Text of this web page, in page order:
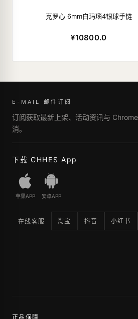
克罗心 6mm白玛瑙4银球手链
¥10800.0
E-MAIL 邮件订阅
订阅获取最新上架、活动资讯与
消。
下载 CHHES App
苹果APP 安卓APP
在线客服 淘宝 抖音 小红书
正品保障